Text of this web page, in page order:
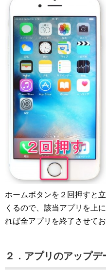
ホームボタンを２回押すと
くるので、該当アプリを上
れば全アプリを終了させてお
２．アプリのアップデ